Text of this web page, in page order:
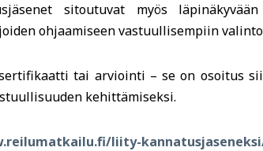
sitoutuvat myös
ohjaamiseen vastuullisempiin
tai arviointi – se on osoitus
kehittämiseksi.
liity-